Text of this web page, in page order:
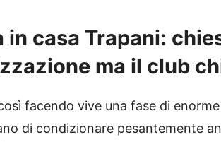
in casa Trapani:
ma il club
facendo vive una fase di
di condizionare pesantemente